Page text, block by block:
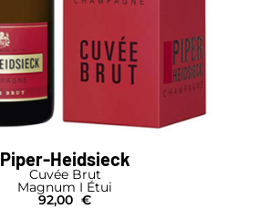
Piper-Heidsieck
Cuvée Brut
Magnum I Étui
92,00 €